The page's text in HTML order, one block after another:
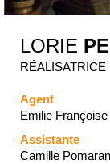
LORIE
RÉALISATRICE
Agent
Emilie Françoise
Assistante
Camille